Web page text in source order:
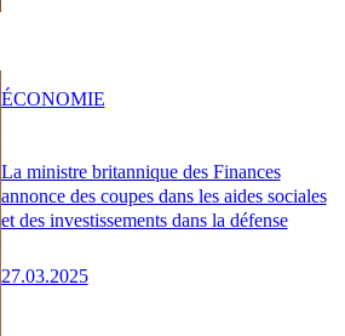
La ministre britannique des Finances
annonce des coupes dans les aides sociales
et des investissements dans la défense
27.03.2025
ÉCONOMIE